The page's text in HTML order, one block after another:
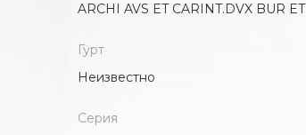
ARCHI AVS ET CARINT.DVX BUR ET
Гурт
Неизвестно
Серия